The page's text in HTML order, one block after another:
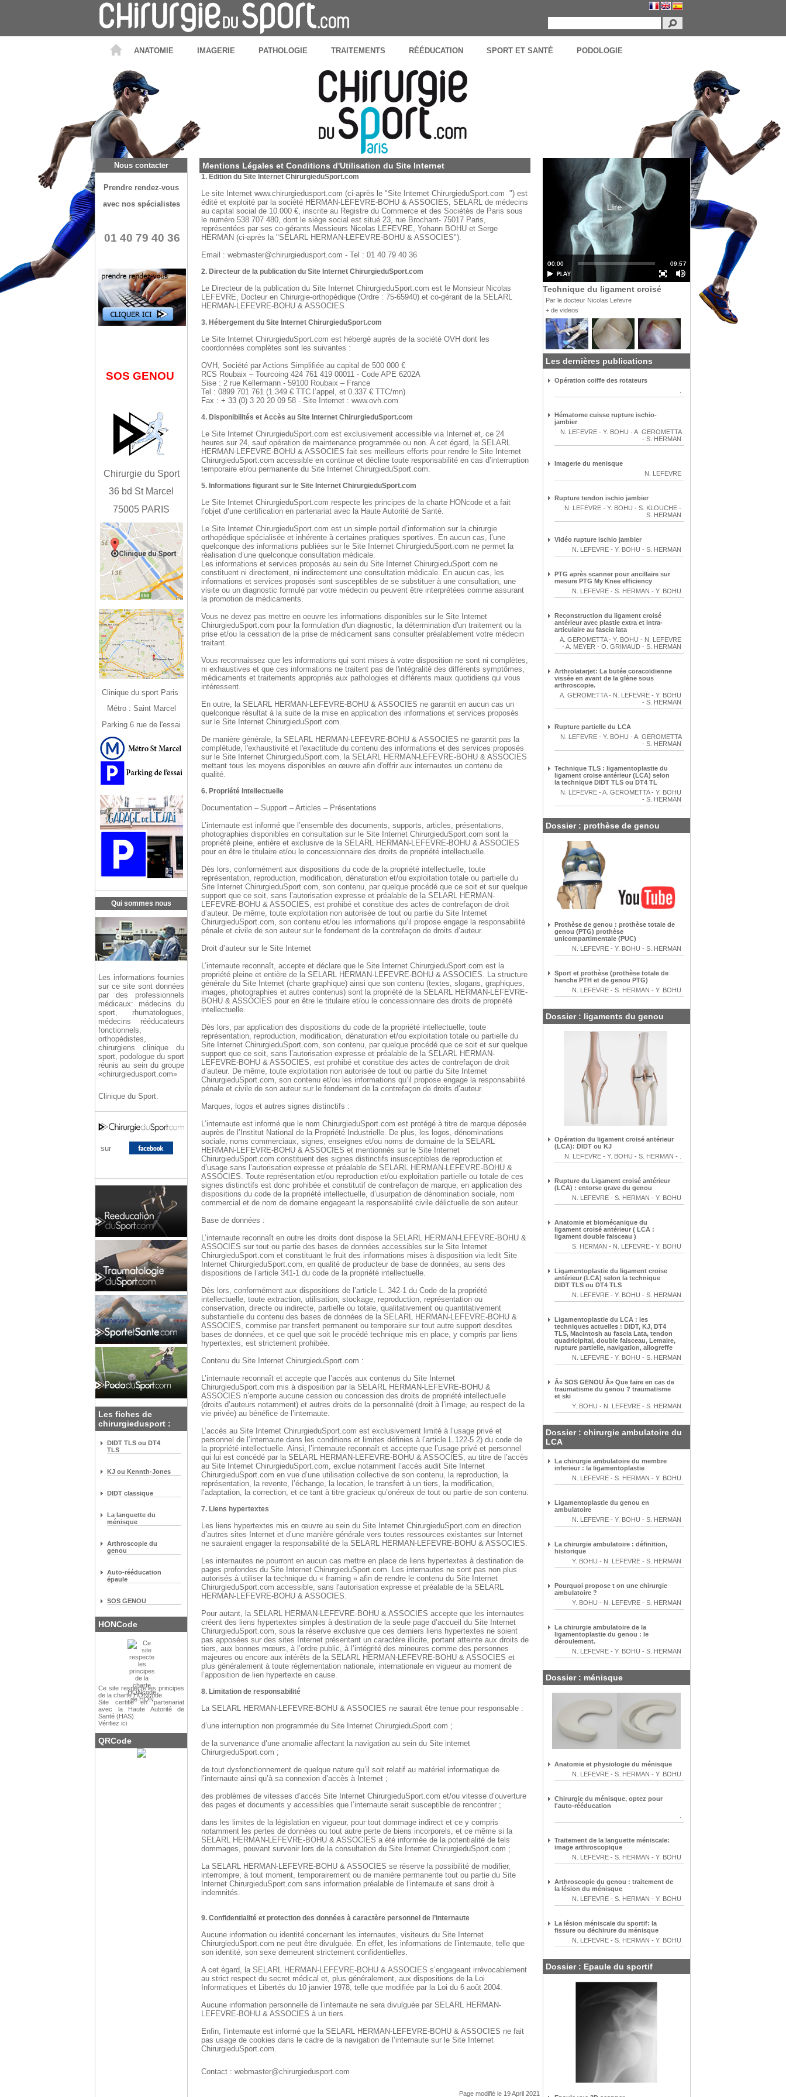
ANATOMIE IMAGERIE PATHOLOGIE TRAITEMENTS RÉÉDUCATION SPORT ET SANTÉ PODOLOGIE
Nous contacter
Prendre rendez-vous
avec nos spécialistes
01 40 79 40 36
SOS GENOU
Chirurgie du Sport
36 bd St Marcel
75005 PARIS
Clinique du sport Paris
Métro : Saint Marcel
Parking 6 rue de l'essai
Qui sommes nous
Les informations fournies
sur ce site sont données
par des professionnels
médicaux: médecins du
sport, rhumatologues,
médecins rééducateurs
fonctionnels,
orthopédistes,
chirurgiens clinique du
sport, podologue du sport
réunis au sein du groupe
«chirurgiedusport.com»
Clinique du Sport.
sur
Les fiches de
chirurgiedusport :
DIDT TLS ou DT4
TLS
KJ ou Kennth-Jones
DIDT classique
La languette du
ménisque
Arthroscopie du
genou
Auto-rééducation
épaule
SOS GENOU
HONCode
Ce site respecte les principes
de la charte HONcode
Site certifié en partenariat
avec la Haute Autorité de
Santé (HAS).
Vérifiez ici
QRCode
Mentions Légales et Conditions d'Utilisation du Site Internet
1. Edition du Site Internet ChirurgieduSport.com
Le site Internet www.chirurgiedusport.com (ci-après le "Site Internet ChirurgieduSport.com ") est
édité et exploité par la société HERMAN-LEFEVRE-BOHU & ASSOCIES, SELARL de médecins
au capital social de 10.000 €, inscrite au Registre du Commerce et des Sociétés de Paris sous
le numéro 538 707 480, dont le siège social est situé 23, rue Brochant- 75017 Paris,
représentées par ses co-gérants Messieurs Nicolas LEFEVRE, Yohann BOHU et Serge
HERMAN (ci-après la "SELARL HERMAN-LEFEVRE-BOHU & ASSOCIES").
Email : webmaster@chirurgiedusport.com - Tel : 01 40 79 40 36
2. Directeur de la publication du Site Internet ChirurgieduSport.com
Le Directeur de la publication du Site Internet ChirurgieduSport.com est le Monsieur Nicolas
LEFEVRE, Docteur en Chirurgie-orthopédique (Ordre : 75-65940) et co-gérant de la SELARL
HERMAN-LEFEVRE-BOHU & ASSOCIES.
3. Hébergement du Site Internet ChirurgieduSport.com
Le Site Internet ChirurgieduSport.com est hébergé auprès de la société OVH dont les
coordonnées complètes sont les suivantes :
OVH, Société par Actions Simplifiée au capital de 500 000 €
RCS Roubaix – Tourcoing 424 761 419 00011 - Code APE 6202A
Sise : 2 rue Kellermann - 59100 Roubaix – France
Tel : 0899 701 761 (1.349 € TTC l’appel, et 0.337 € TTC/mn)
Fax : + 33 (0) 3 20 20 09 58 - Site Internet : www.ovh.com
4. Disponibilités et Accès au Site Internet ChirurgieduSport.com
Le Site Internet ChirurgieduSport.com est exclusivement accessible via Internet et, ce 24
heures sur 24, sauf opération de maintenance programmée ou non. A cet égard, la SELARL
HERMAN-LEFEVRE-BOHU & ASSOCIES fait ses meilleurs efforts pour rendre le Site Internet
ChirurgieduSport.com accessible en continue et décline toute responsabilité en cas d’interruption
temporaire et/ou permanente du Site Internet ChirurgieduSport.com.
5. Informations figurant sur le Site Internet ChirurgieduSport.com
Le Site Internet ChirurgieduSport.com respecte les principes de la charte HONcode et a fait
l’objet d’une certification en partenariat avec la Haute Autorité de Santé.
Le Site Internet ChirurgieduSport.com est un simple portail d’information sur la chirurgie
orthopédique spécialisée et inhérente à certaines pratiques sportives. En aucun cas, l’une
quelconque des informations publiées sur le Site Internet ChirurgieduSport.com ne permet la
réalisation d’une quelconque consultation médicale.
Les informations et services proposés au sein du Site Internet ChirurgieduSport.com ne
constituent ni directement, ni indirectement une consultation médicale. En aucun cas, les
informations et services proposés sont susceptibles de se substituer à une consultation, une
visite ou un diagnostic formulé par votre médecin ou peuvent être interprétées comme assurant
la promotion de médicaments.
Vous ne devez pas mettre en oeuvre les informations disponibles sur le Site Internet
ChirurgieduSport.com pour la formulation d'un diagnostic, la détermination d'un traitement ou la
prise et/ou la cessation de la prise de médicament sans consulter préalablement votre médecin
traitant.
Vous reconnaissez que les informations qui sont mises à votre disposition ne sont ni complètes,
ni exhaustives et que ces informations ne traitent pas de l'intégralité des différents symptômes,
médicaments et traitements appropriés aux pathologies et différents maux quotidiens qui vous
intéressent.
En outre, la SELARL HERMAN-LEFEVRE-BOHU & ASSOCIES ne garantit en aucun cas un
quelconque résultat à la suite de la mise en application des informations et services proposés
sur le Site Internet ChirurgieduSport.com.
De manière générale, la SELARL HERMAN-LEFEVRE-BOHU & ASSOCIES ne garantit pas la
complétude, l'exhaustivité et l'exactitude du contenu des informations et des services proposés
sur le Site Internet ChirurgieduSport.com, la SELARL HERMAN-LEFEVRE-BOHU & ASSOCIES
mettant tous les moyens disponibles en œuvre afin d'offrir aux internautes un contenu de
qualité.
6. Propriété Intellectuelle
Documentation – Support – Articles – Présentations
L’internaute est informé que l’ensemble des documents, supports, articles, présentations,
photographies disponibles en consultation sur le Site Internet ChirurgieduSport.com sont la
propriété pleine, entière et exclusive de la SELARL HERMAN-LEFEVRE-BOHU & ASSOCIES
pour en être le titulaire et/ou le concessionnaire des droits de propriété intellectuelle.
Dès lors, conformément aux dispositions du code de la propriété intellectuelle, toute
représentation, reproduction, modification, dénaturation et/ou exploitation totale ou partielle du
Site Internet ChirurgieduSport.com, son contenu, par quelque procédé que ce soit et sur quelque
support que ce soit, sans l’autorisation expresse et préalable de la SELARL HERMAN-
LEFEVRE-BOHU & ASSOCIES, est prohibé et constitue des actes de contrefaçon de droit
d’auteur. De même, toute exploitation non autorisée de tout ou partie du Site Internet
ChirurgieduSport.com, son contenu et/ou les informations qu’il propose engage la responsabilité
pénale et civile de son auteur sur le fondement de la contrefaçon de droits d’auteur.
Droit d’auteur sur le Site Internet
L’internaute reconnaît, accepte et déclare que le Site Internet ChirurgieduSport.com est la
propriété pleine et entière de la SELARL HERMAN-LEFEVRE-BOHU & ASSOCIES. La structure
générale du Site Internet (charte graphique) ainsi que son contenu (textes, slogans, graphiques,
images, photographies et autres contenus) sont la propriété de la SELARL HERMAN-LEFEVRE-
BOHU & ASSOCIES pour en être le titulaire et/ou le concessionnaire des droits de propriété
intellectuelle.
Dès lors, par application des dispositions du code de la propriété intellectuelle, toute
représentation, reproduction, modification, dénaturation et/ou exploitation totale ou partielle du
Site Internet ChirurgieduSport.com, son contenu, par quelque procédé que ce soit et sur quelque
support que ce soit, sans l’autorisation expresse et préalable de la SELARL HERMAN-
LEFEVRE-BOHU & ASSOCIES, est prohibé et constitue des actes de contrefaçon de droit
d’auteur. De même, toute exploitation non autorisée de tout ou partie du Site Internet
ChirurgieduSport.com, son contenu et/ou les informations qu’il propose engage la responsabilité
pénale et civile de son auteur sur le fondement de la contrefaçon de droits d’auteur.
Marques, logos et autres signes distinctifs :
L’internaute est informé que le nom ChirurgieduSport.com est protégé à titre de marque déposée
auprès de l’Institut National de la Propriété Industrielle. De plus, les logos, dénominations
sociale, noms commerciaux, signes, enseignes et/ou noms de domaine de la SELARL
HERMAN-LEFEVRE-BOHU & ASSOCIES et mentionnés sur le Site Internet
ChirurgieduSport.com constituent des signes distinctifs insusceptibles de reproduction et
d’usage sans l’autorisation expresse et préalable de SELARL HERMAN-LEFEVRE-BOHU &
ASSOCIES. Toute représentation et/ou reproduction et/ou exploitation partielle ou totale de ces
signes distinctifs est donc prohibée et constitutif de contrefaçon de marque, en application des
dispositions du code de la propriété intellectuelle, d’usurpation de dénomination sociale, nom
commercial et de nom de domaine engageant la responsabilité civile délictuelle de son auteur.
Base de données :
L’internaute reconnaît en outre les droits dont dispose la SELARL HERMAN-LEFEVRE-BOHU &
ASSOCIES sur tout ou partie des bases de données accessibles sur le Site Internet
ChirurgieduSport.com et constituant le fruit des informations mises à disposition via ledit Site
Internet ChirurgieduSport.com, en qualité de producteur de base de données, au sens des
dispositions de l’article 341-1 du code de la propriété intellectuelle.
Dès lors, conformément aux dispositions de l’article L. 342-1 du Code de la propriété
intellectuelle, toute extraction, utilisation, stockage, reproduction, représentation ou
conservation, directe ou indirecte, partielle ou totale, qualitativement ou quantitativement
substantielle du contenu des bases de données de la SELARL HERMAN-LEFEVRE-BOHU &
ASSOCIES, commise par transfert permanent ou temporaire sur tout autre support desdites
bases de données, et ce quel que soit le procédé technique mis en place, y compris par liens
hypertextes, est strictement prohibée.
Contenu du Site Internet ChirurgieduSport.com :
L’internaute reconnaît et accepte que l’accès aux contenus du Site Internet
ChirurgieduSport.com mis à disposition par la SELARL HERMAN-LEFEVRE-BOHU &
ASSOCIES n’emporte aucune cession ou concession des droits de propriété intellectuelle
(droits d’auteurs notamment) et autres droits de la personnalité (droit à l’image, au respect de la
vie privée) au bénéfice de l’internaute.
L’accès au Site Internet ChirurgieduSport.com est exclusivement limité à l’usage privé et
personnel de l’internaute dans les conditions et limites définies à l’article L.122-5 2) du code de
la propriété intellectuelle. Ainsi, l’internaute reconnaît et accepte que l’usage privé et personnel
qui lui est concédé par la SELARL HERMAN-LEFEVRE-BOHU & ASSOCIES, au titre de l’accès
au Site Internet ChirurgieduSport.com, exclue notamment l’accès audit Site Internet
ChirurgieduSport.com en vue d’une utilisation collective de son contenu, la reproduction, la
représentation, la revente, l’échange, la location, le transfert à un tiers, la modification,
l’adaptation, la correction, et ce tant à titre gracieux qu’onéreux de tout ou partie de son contenu.
7. Liens hypertextes
Les liens hypertextes mis en œuvre au sein du Site Internet ChirurgieduSport.com en direction
d’autres sites Internet et d’une manière générale vers toutes ressources existantes sur Internet
ne sauraient engager la responsabilité de la SELARL HERMAN-LEFEVRE-BOHU & ASSOCIES.
Les internautes ne pourront en aucun cas mettre en place de liens hypertextes à destination de
pages profondes du Site Internet ChirurgieduSport.com. Les internautes ne sont pas non plus
autorisés à utiliser la technique du « framing » afin de rendre le contenu du Site Internet
ChirurgieduSport.com accessible, sans l'autorisation expresse et préalable de la SELARL
HERMAN-LEFEVRE-BOHU & ASSOCIES.
Pour autant, la SELARL HERMAN-LEFEVRE-BOHU & ASSOCIES accepte que les internautes
créent des liens hypertextes simples à destination de la seule page d’accueil du Site Internet
ChirurgieduSport.com, sous la réserve exclusive que ces derniers liens hypertextes ne soient
pas apposées sur des sites Internet présentant un caractère illicite, portant atteinte aux droits de
tiers, aux bonnes mœurs, à l’ordre public, à l’intégrité des mineures comme des personnes
majeures ou encore aux intérêts de la SELARL HERMAN-LEFEVRE-BOHU & ASSOCIES et
plus généralement à toute réglementation nationale, internationale en vigueur au moment de
l’apposition de lien hypertexte en cause.
8. Limitation de responsabilité
La SELARL HERMAN-LEFEVRE-BOHU & ASSOCIES ne saurait être tenue pour responsable :
d’une interruption non programmée du Site Internet ChirurgieduSport.com ;
de la survenance d’une anomalie affectant la navigation au sein du Site internet
ChirurgieduSport.com ;
de tout dysfonctionnement de quelque nature qu’il soit relatif au matériel informatique de
l’internaute ainsi qu’à sa connexion d’accès à Internet ;
des problèmes de vitesses d’accès Site Internet ChirurgieduSport.com et/ou vitesse d’ouverture
des pages et documents y accessibles que l’internaute serait susceptible de rencontrer ;
dans les limites de la législation en vigueur, pour tout dommage indirect et ce y compris
notamment les pertes de données ou tout autre perte de biens incorporels, et ce même si la
SELARL HERMAN-LEFEVRE-BOHU & ASSOCIES a été informée de la potentialité de tels
dommages, pouvant survenir lors de la consultation du Site Internet ChirurgieduSport.com ;
La SELARL HERMAN-LEFEVRE-BOHU & ASSOCIES se réserve la possibilité de modifier,
interrompre, à tout moment, temporairement ou de manière permanente tout ou partie du Site
Internet ChirurgieduSport.com sans information préalable de l’internaute et sans droit à
indemnités.
9. Confidentialité et protection des données à caractère personnel de l’internaute
Aucune information ou identité concernant les internautes, visiteurs du Site Internet
ChirurgieduSport.com ne peut être divulguée. En effet, les informations de l’internaute, telle que
son identité, son sexe demeurent strictement confidentielles.
A cet égard, la SELARL HERMAN-LEFEVRE-BOHU & ASSOCIES s’engageant irrévocablement
au strict respect du secret médical et, plus généralement, aux dispositions de la Loi
Informatiques et Libertés du 10 janvier 1978, telle que modifiée par la Loi du 6 août 2004.
Aucune information personnelle de l’internaute ne sera divulguée par SELARL HERMAN-
LEFEVRE-BOHU & ASSOCIES à un tiers.
Enfin, l’internaute est informé que la SELARL HERMAN-LEFEVRE-BOHU & ASSOCIES ne fait
pas usage de cookies dans le cadre de la navigation de l’internaute sur le Site Internet
ChirurgieduSport.com.
Contact : webmaster@chirurgiedusport.com
Page modifié le 19 April 2021
Technique du ligament croisé
Par le docteur Nicolas Lefevre
+ de videos
Les dernières publications
Opération coiffe des rotateurs
Hématome cuisse rupture ischio-
jambier
N. LEFEVRE - Y. BOHU - A. GEROMETTA
- S. HERMAN
Imagerie du menisque
N. LEFEVRE
Rupture tendon ischio jambier
N. LEFEVRE - Y. BOHU - S. KLOUCHE -
S. HERMAN
Vidéo rupture ischio jambier
N. LEFEVRE - Y. BOHU - S. HERMAN
PTG après scanner pour ancillaire sur
mesure PTG My Knee efficiency
N. LEFEVRE - S. HERMAN - Y. BOHU
Reconstruction du ligament croisé
antérieur avec plastie extra et intra-
articulaire au fascia lata
A. GEROMETTA- Y. BOHU - N. LEFEVRE
- A. MEYER - O. GRIMAUD - S. HERMAN
Arthrolatarjet: La butée coracoïdienne
vissée en avant de la glène sous
arthroscopie.
A. GEROMETTA- N. LEFEVRE - Y. BOHU
- S. HERMAN
Rupture partielle du LCA
N. LEFEVRE - Y. BOHU - A. GEROMETTA
- S. HERMAN
Technique TLS : ligamentoplastie du
ligament croise antérieur (LCA) selon
la technique DIDT TLS ou DT4 TL
N. LEFEVRE - A. GEROMETTA- Y. BOHU
- S. HERMAN
Dossier : prothèse de genou
Prothèse de genou : prothèse totale de
genou (PTG) prothèse
unicompartimentale (PUC)
N. LEFEVRE - Y. BOHU - S. HERMAN
Sport et prothèse (prothèse totale de
hanche PTH et de genou PTG)
N. LEFEVRE - S. HERMAN - Y. BOHU
Dossier : ligaments du genou
Opération du ligament croisé antérieur
(LCA): DIDT ou KJ
N. LEFEVRE - Y. BOHU - S. HERMAN -
Rupture du Ligament croisé antérieur
(LCA) : entorse grave du genou
N. LEFEVRE - S. HERMAN - Y. BOHU
Anatomie et biomécanique du
ligament croisé antérieur ( LCA :
ligament double faisceau )
S. HERMAN - N. LEFEVRE - Y. BOHU
Ligamentoplastie du ligament croise
antérieur (LCA) selon la technique
DIDT TLS ou DT4 TLS
N. LEFEVRE - Y. BOHU - S. HERMAN
Ligamentoplastie du LCA : les
techniques actuelles : DIDT, KJ, DT4
TLS, Macintosh au fascia Lata, tendon
quadricipital, double faisceau, Lemaire,
rupture partielle, navigation, allogreffe
N. LEFEVRE - Y. BOHU - S. HERMAN
Â« SOS GENOU Â» Que faire en cas de
traumatisme du genou ? traumatisme
et ski
Y. BOHU - N. LEFEVRE - S. HERMAN
Dossier : chirurgie ambulatoire du
LCA
La chirurgie ambulatoire du membre
inferieur : la ligamentoplastie
N. LEFEVRE - S. HERMAN - Y. BOHU
Ligamentoplastie du genou en
ambulatoire
N. LEFEVRE - Y. BOHU - S. HERMAN
La chirurgie ambulatoire : définition,
historique
Y. BOHU - N. LEFEVRE - S. HERMAN
Pourquoi propose t on une chirurgie
ambulatoire ?
Y. BOHU - N. LEFEVRE - S. HERMAN
La chirurgie ambulatoire de la
ligamentoplastie du genou : le
déroulement.
N. LEFEVRE - Y. BOHU - S. HERMAN
Dossier : ménisque
Anatomie et physiologie du ménisque
N. LEFEVRE - S. HERMAN - Y. BOHU
Chirurgie du ménisque, optez pour
l'auto-rééducation
Traitement de la languette méniscale:
image arthroscopique
N. LEFEVRE - S. HERMAN - Y. BOHU
Arthroscopie du genou : traitement de
la lésion du ménisque
N. LEFEVRE - S. HERMAN - Y. BOHU
La lésion méniscale du sportif: la
fissure ou déchirure du ménisque
N. LEFEVRE - S. HERMAN - Y. BOHU
Dossier : Epaule du sportif